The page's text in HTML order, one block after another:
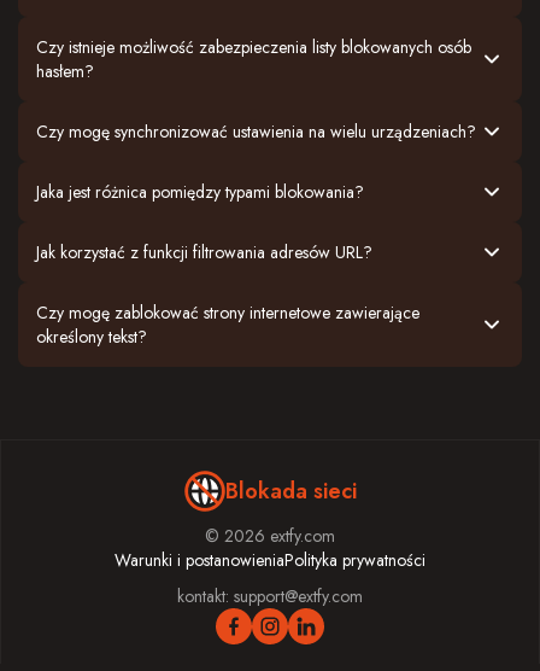
Czy istnieje możliwość zabezpieczenia listy blokowanych osób
hasłem?
Czy mogę synchronizować ustawienia na wielu urządzeniach?
Jaka jest różnica pomiędzy typami blokowania?
Jak korzystać z funkcji filtrowania adresów URL?
Czy mogę zablokować strony internetowe zawierające
określony tekst?
Blokada sieci
© 2026 extfy.com
Warunki i postanowieniaPolityka prywatności
kontakt: support@extfy.com